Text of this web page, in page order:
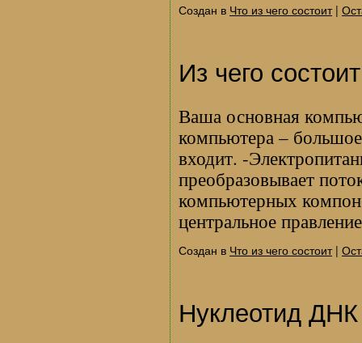
Создан в Что из чего состоит |
Из чего
Ваша основная
компьютера –
входит. -
преобразовывает
компьютерных
центральное
Создан в Что из чего состоит |
Нуклеотид ДНК